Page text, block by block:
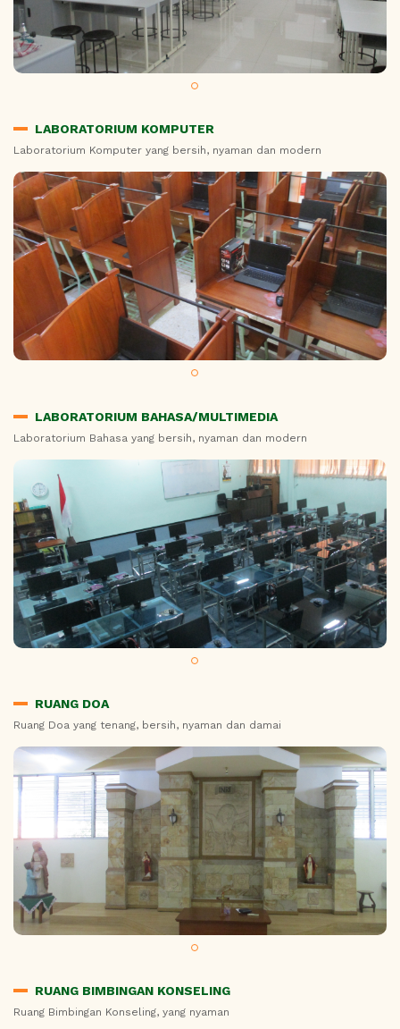
LABORATORIUM KOMPUTER
Laboratorium Komputer yang bersih, nyaman dan modern
LABORATORIUM BAHASA/MULTIMEDIA
Laboratorium Bahasa yang bersih, nyaman dan modern
RUANG DOA
Ruang Doa yang tenang, bersih, nyaman dan damai
RUANG BIMBINGAN KONSELING
Ruang Bimbingan Konseling, yang nyaman